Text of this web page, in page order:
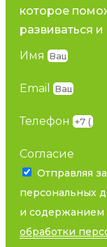
которое
развиваться
Имя
Email
Телефон
Согласие
Отправляя
персональных
и содержанием
обработки